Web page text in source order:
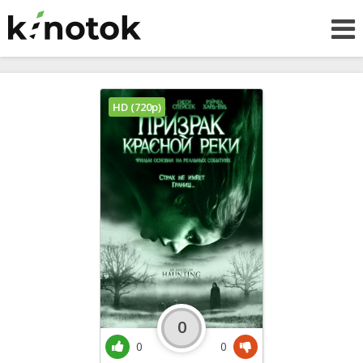
HD (720p)
0
0
0